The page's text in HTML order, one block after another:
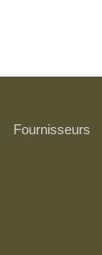
Fournisseurs